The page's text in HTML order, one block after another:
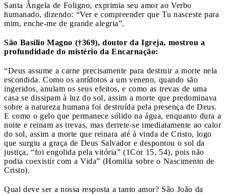
Santa Ângela de Foligno, exprimia seu amor ao Verbo
humanado, dizendo: “Ver e compreender que Tu nasceste para
mim, enche-me de grande alegria”.
São Basílio Magno (†369), doutor da Igreja, mostrou a
profundidade do mistério da Encarnação:
“Deus assume a carne precisamente para destruir a morte nela
escondida. Como os antídotos a um veneno, quando são
ingeridos, anulam os seus efeitos, e como as trevas de uma
casa se dissipam à luz do sol, assim a morte que predominava
sobre a natureza humana foi destruída pela presença de Deus.
E como o gelo que permanece sólido na água, enquanto dura a
noite e reinam as trevas, mas derrete-se imediatamente ao calor
do sol, assim a morte que reinara até à vinda de Cristo, logo
que surgiu a graça de Deus Salvador e despontou o sol da
justiça, “foi engolida pela vitória” (1Cor 15, 54), pois não
podia coexistir com a Vida” (Homilia sobre o Nascimento de
Cristo).
Qual deve ser a nossa resposta a tanto amor? São João da